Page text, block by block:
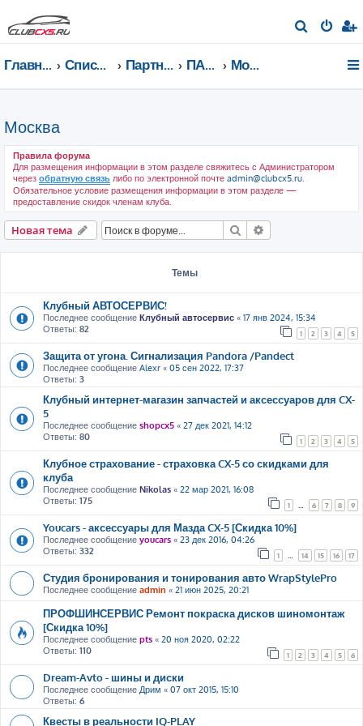
о
Главная страница Список форумов Партнеры клуба ПАРТНЕРЫ КЛУБА Москва
Москва
Правила форума
Для размещения информации в этом разделе свяжитесь с Администратором
через обратную связь либо по электронной почте admin@clubcx5.ru.
Обязательное условие размещения информации в этом разделе —
предоставление скидок членам клуба.
Новая тема Поиск
Темы
Клубный АВТОСЕРВИС!
Последнее сообщение Клубный автосервис « 17 янв 2024, 15:34
Ответы: 82 1 2 3 4 5
Защита от угона. Сигнализация Pandora /Pandect
Последнее сообщение Alexr « 05 сен 2022, 17:37
Ответы: 3
Клубный интернет-магазин запчастей и аксессуаров для CX-
5
Последнее сообщение shopcx5 « 27 дек 2021, 14:12
Ответы: 80 1 2 3 4 5
Клубное страхование - страховка CX-5 со скидками для
клуба
Последнее сообщение Nikolas « 22 мар 2021, 16:08
Ответы: 175 1 6 7 8 9
Youcars - аксессуары для Мазда CX-5 [Скидка 10%]
Последнее сообщение youcars « 23 дек 2016, 04:26
Ответы: 332 1 14 15 16 17
Студия бронирования и тонирования авто WrapStylePro
Последнее сообщение admin « 21 июн 2025, 20:21
ПРОФШИНСЕРВИС Ремонт покраска дисков шиномонтаж
[Скидка 10%]
Последнее сообщение pts « 20 ноя 2020, 02:22
Ответы: 110 1 2 3 4 5 6
Dream-Avto - шины и диски
Последнее сообщение Дрим « 07 окт 2015, 15:10
Ответы: 6
Квесты в реальности IQ-PLAY